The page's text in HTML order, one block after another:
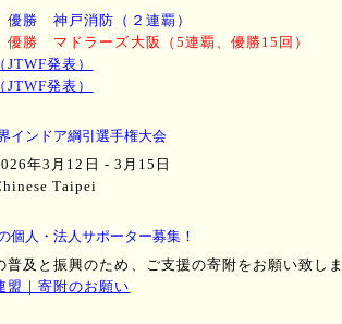
勝 神戸消防（２連覇）
勝 マドラーズ大阪（5連覇、優勝15回）
発表）
発表）
インドア綱引選手権大会
年3月12日 - 3月15日
Taipei
個人・法人サポーター募集！
普及と振興のため、ご支援の寄附をお願い致しま
盟｜寄附のお願い